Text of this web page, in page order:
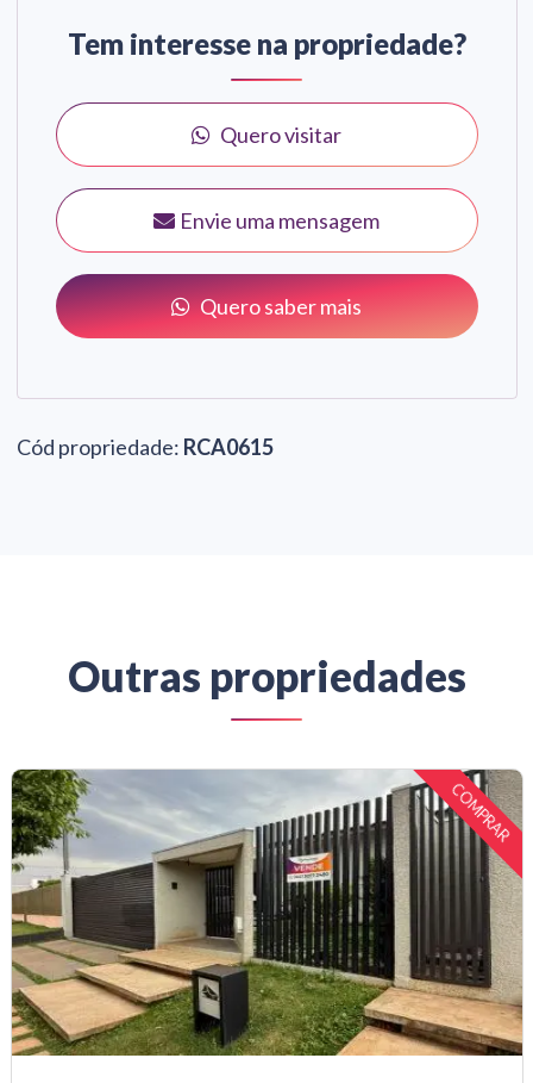
Tem interesse na propriedade?
Quero visitar
Envie uma mensagem
Quero saber mais
Cód propriedade: RCA0615
Outras propriedades